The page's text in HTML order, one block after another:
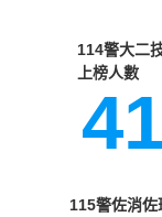
114警大二
上榜人數
115警佐消佐